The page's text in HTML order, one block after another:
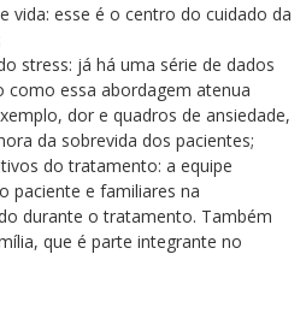
vida: esse é o centro do cuidado da
stress: já há uma série de dados
como essa abordagem atenua
dor e quadros de ansiedade,
da sobrevida dos pacientes;
do tratamento: a equipe
paciente e familiares na
durante o tratamento. Também
que é parte integrante no